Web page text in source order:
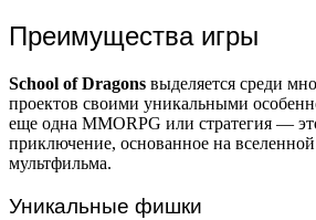
Преимущества игры
School of Dragons выделяется среди
проектов своими уникальными
еще одна MMORPG или стратегия —
приключение, основанное на вселенной
мультфильма.
Уникальные фишки